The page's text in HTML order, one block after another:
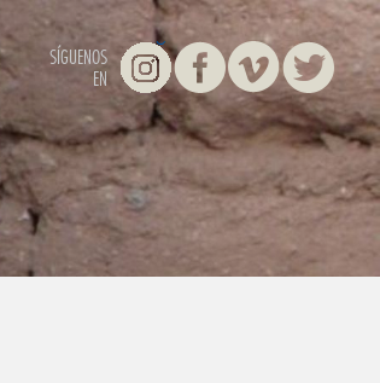
SÍGUENOS
EN
InstagramFacebook
Vimeo Twitter